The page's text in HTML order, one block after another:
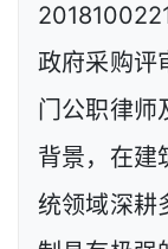
政府采购评
门公职律师
背景，在建
统领域深耕